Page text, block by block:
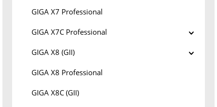
GIGA X7 Professional
GIGA X7C Professional
GIGA X8 (GII)
GIGA X8 Professional
GIGA X8C (GII)